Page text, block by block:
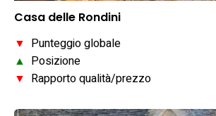
Casa delle Rondini
▼ Punteggio globale
▲ Posizione
▼ Rapporto qualità/prezzo